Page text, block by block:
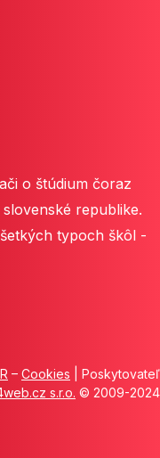
o štúdium čoraz
republike.
typoch škôl -
– Cookies | Poskytovateľ
s.r.o. © 2009-2024